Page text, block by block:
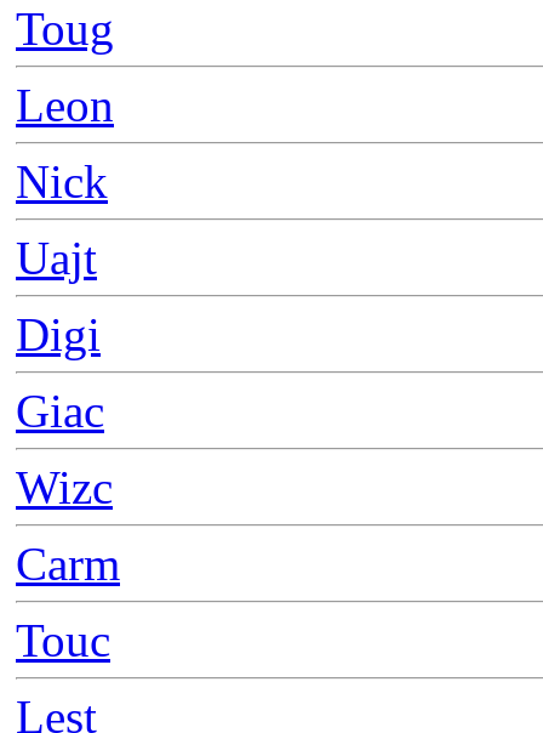
Toug
Leon
Nick
Uajt
Digi
Giac
Wizc
Carm
Touc
Lest